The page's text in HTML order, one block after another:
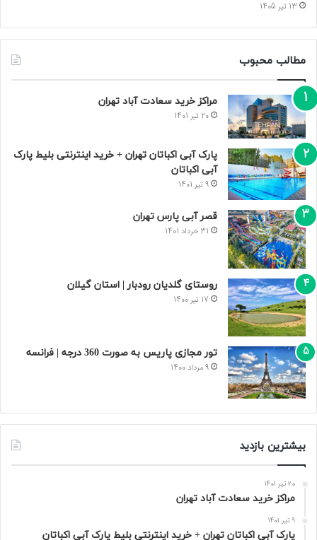
13 تیر 1405
مطالب محبوب
مراکز خرید سعادت‌ آباد تهران
20 تیر 1401
پارک آبی اکباتان تهران + خرید اینترنتی بلیط پارک
آبی اکباتان
9 تیر 1401
قصر آبی پارس تهران
31 خرداد 1401
روستای گلدیان رودبار | استان گیلان
17 تیر 1400
تور مجازی پاریس به صورت 360 درجه | فرانسه
9 مرداد 1400
بیشترین بازدید
20 تیر 1401
مراکز خرید سعادت‌ آباد تهران
9 تیر 1401
پارک آبی اکباتان تهران + خرید اینترنتی بلیط پارک آبی اکباتان